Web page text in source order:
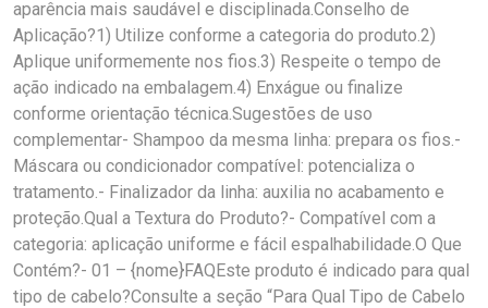
aparência mais saudável e disciplinada.Conselho de
Aplicação?1) Utilize conforme a categoria do produto.2)
Aplique uniformemente nos fios.3) Respeite o tempo de
ação indicado na embalagem.4) Enxágue ou finalize
conforme orientação técnica.Sugestões de uso
complementar- Shampoo da mesma linha: prepara os fios.-
Máscara ou condicionador compatível: potencializa o
tratamento.- Finalizador da linha: auxilia no acabamento e
proteção.Qual a Textura do Produto?- Compatível com a
categoria: aplicação uniforme e fácil espalhabilidade.O Que
Contém?- 01 – {nome}FAQEste produto é indicado para qual
tipo de cabelo?Consulte a seção “Para Qual Tipo de Cabelo